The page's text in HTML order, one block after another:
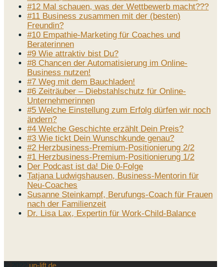
#12 Mal schauen, was der Wettbewerb macht???
#11 Business zusammen mit der (besten)
Freundin?
#10 Empathie-Marketing für Coaches und
Beraterinnen
#9 Wie attraktiv bist Du?
#8 Chancen der Automatisierung im Online-
Business nutzen!
#7 Weg mit dem Bauchladen!
#6 Zeiträuber – Diebstahlschutz für Online-
Unternehmerinnen
#5 Welche Einstellung zum Erfolg dürfen wir noch
ändern?
#4 Welche Geschichte erzählt Dein Preis?
#3 Wie tickt Dein Wunschkunde genau?
#2 Herzbusiness-Premium-Positionierung 2/2
#1 Herzbusiness-Premium-Positionierung 1/2
Der Podcast ist da! Die 0-Folge
Tatjana Ludwigshausen, Business-Mentorin für
Neu-Coaches
Susanne Steinkampf, Berufungs-Coach für Frauen
nach der Familienzeit
Dr. Lisa Lax, Expertin für Work-Child-Balance
up-lift.de